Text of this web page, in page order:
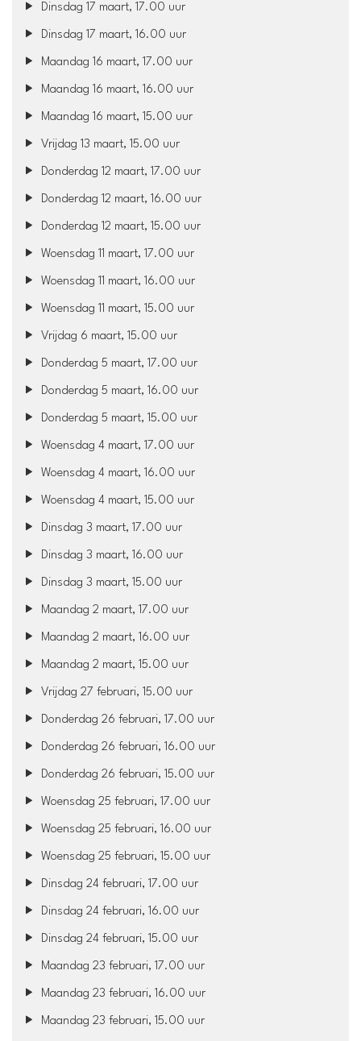
Dinsdag 17 maart, 17.00 uur
Dinsdag 17 maart, 16.00 uur
Maandag 16 maart, 17.00 uur
Maandag 16 maart, 16.00 uur
Maandag 16 maart, 15.00 uur
Vrijdag 13 maart, 15.00 uur
Donderdag 12 maart, 17.00 uur
Donderdag 12 maart, 16.00 uur
Donderdag 12 maart, 15.00 uur
Woensdag 11 maart, 17.00 uur
Woensdag 11 maart, 16.00 uur
Woensdag 11 maart, 15.00 uur
Vrijdag 6 maart, 15.00 uur
Donderdag 5 maart, 17.00 uur
Donderdag 5 maart, 16.00 uur
Donderdag 5 maart, 15.00 uur
Woensdag 4 maart, 17.00 uur
Woensdag 4 maart, 16.00 uur
Woensdag 4 maart, 15.00 uur
Dinsdag 3 maart, 17.00 uur
Dinsdag 3 maart, 16.00 uur
Dinsdag 3 maart, 15.00 uur
Maandag 2 maart, 17.00 uur
Maandag 2 maart, 16.00 uur
Maandag 2 maart, 15.00 uur
Vrijdag 27 februari, 15.00 uur
Donderdag 26 februari, 17.00 uur
Donderdag 26 februari, 16.00 uur
Donderdag 26 februari, 15.00 uur
Woensdag 25 februari, 17.00 uur
Woensdag 25 februari, 16.00 uur
Woensdag 25 februari, 15.00 uur
Dinsdag 24 februari, 17.00 uur
Dinsdag 24 februari, 16.00 uur
Dinsdag 24 februari, 15.00 uur
Maandag 23 februari, 17.00 uur
Maandag 23 februari, 16.00 uur
Maandag 23 februari, 15.00 uur